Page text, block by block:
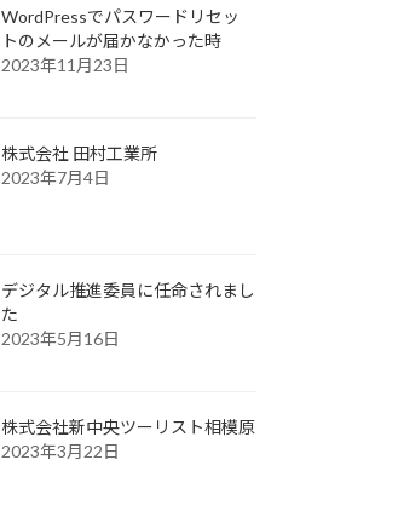
WordPressでパスワードリセッ
トのメールが届かなかった時
2023年11月23日
株式会社 田村工業所
2023年7月4日
デジタル推進委員に任命されまし
た
2023年5月16日
株式会社新中央ツーリスト相模原
2023年3月22日